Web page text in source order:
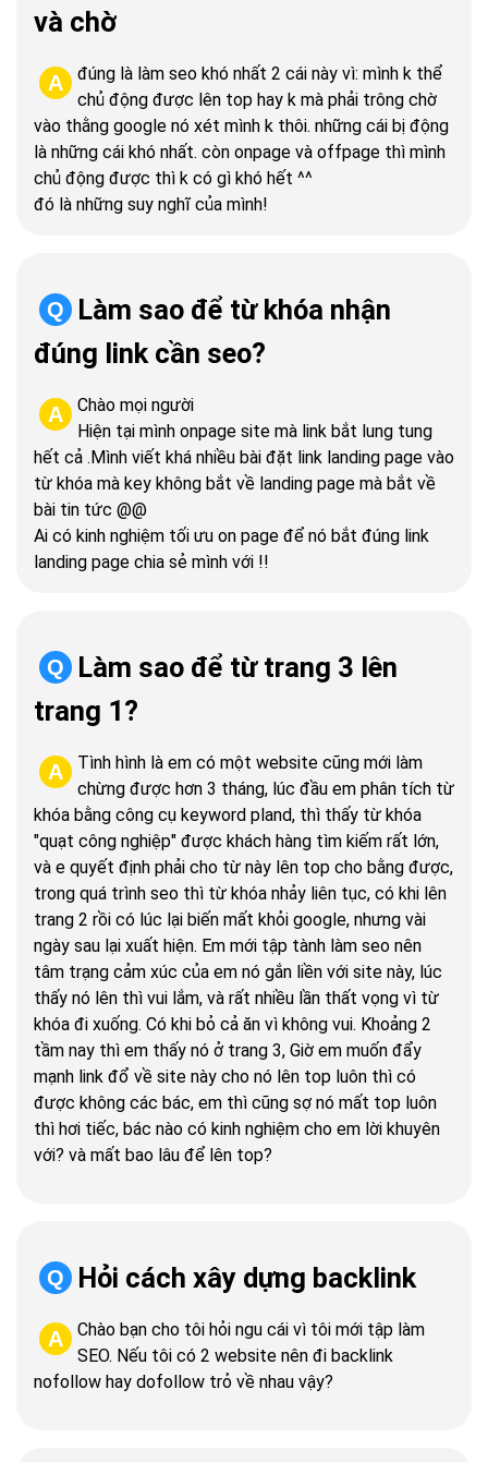
và chờ
A
đúng là làm seo khó nhất 2 cái này vì: mình k thể
chủ động được lên top hay k mà phải trông chờ
vào thằng google nó xét mình k thôi. những cái bị động
là những cái khó nhất. còn onpage và offpage thì mình
chủ động được thì k có gì khó hết ^^
đó là những suy nghĩ của mình!
Q
Làm sao để từ khóa nhận
đúng link cần seo?
A
Chào mọi người
Hiện tại mình onpage site mà link bắt lung tung
hết cả .Mình viết khá nhiều bài đặt link landing page vào
từ khóa mà key không bắt về landing page mà bắt về
bài tin tức @@
Ai có kinh nghiệm tối ưu on page để nó bắt đúng link
landing page chia sẻ mình với !!
Q
Làm sao để từ trang 3 lên
trang 1?
A
Tình hình là em có một website cũng mới làm
chừng được hơn 3 tháng, lúc đầu em phân tích từ
khóa bằng công cụ keyword pland, thì thấy từ khóa
"quạt công nghiệp" được khách hàng tìm kiếm rất lớn,
và e quyết định phải cho từ này lên top cho bằng được,
trong quá trình seo thì từ khóa nhảy liên tục, có khi lên
trang 2 rồi có lúc lại biến mất khỏi google, nhưng vài
ngày sau lại xuất hiện. Em mới tập tành làm seo nên
tâm trạng cảm xúc của em nó gắn liền với site này, lúc
thấy nó lên thì vui lắm, và rất nhiều lần thất vọng vì từ
khóa đi xuống. Có khi bỏ cả ăn vì không vui. Khoảng 2
tầm nay thì em thấy nó ở trang 3, Giờ em muốn đẩy
mạnh link đổ về site này cho nó lên top luôn thì có
được không các bác, em thì cũng sợ nó mất top luôn
thì hơi tiếc, bác nào có kinh nghiệm cho em lời khuyên
với? và mất bao lâu để lên top?
Q Hỏi cách xây dựng backlink
A
Chào bạn cho tôi hỏi ngu cái vì tôi mới tập làm
SEO. Nếu tôi có 2 website nên đi backlink
nofollow hay dofollow trỏ về nhau vậy?